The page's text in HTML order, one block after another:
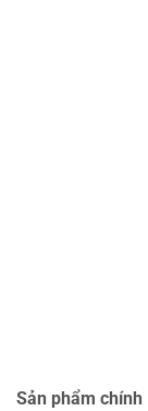
Sản phẩm chính